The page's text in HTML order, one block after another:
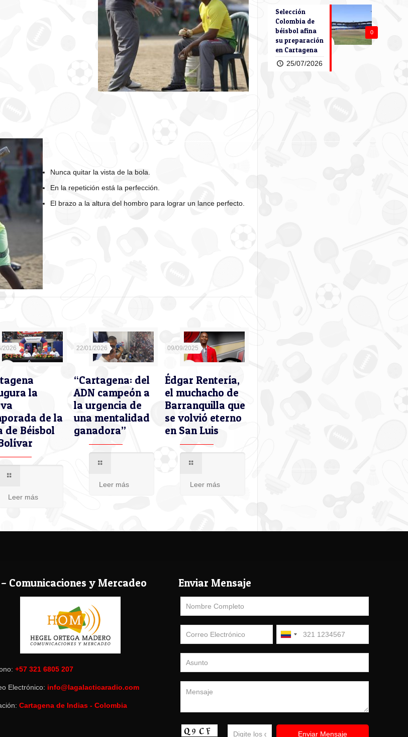
Nunca quitar la vista de la bola.
En la repetición está la perfección.
El brazo a la altura del hombro para lograr un lance perfecto.
2026
la
de la
de Béisbol
Leer más
22/01/2026
“Cartagena: del
ADN campeón a
la urgencia de
una mentalidad
ganadora”
Leer más
09/09/2025
Édgar Rentería,
el muchacho de
Barranquilla que
se volvió eterno
en San Luis
Leer más
0
Selección
Colombia de
béisbol afina
su preparación
en Cartagena
25/07/2026
Comunicaciones y Mercadeo
+57 321 6805 207
Electrónico: info@lagalacticaradio.com
Cartagena de Indias - Colombia
Enviar Mensaje